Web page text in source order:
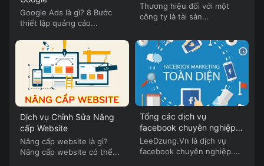
Google Ads là gì? 8 Bước
thiết lập quảng cáo...
Thương hiệu đối với một
công ty là tài sản...
Dịch vụ Chỉnh Sửa Nâng
cấp Website
Nâng cấp website là gì?
Nâng cấp website có thể...
Tổng các dịch vụ
facebook chuyên nghiệp
của Lee Dzung
LeeDzung.Vn là dịch vụ
facebook chuyên nghiệp.